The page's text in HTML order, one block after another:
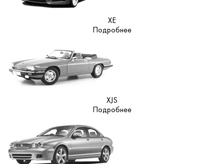
XE
Подробнее
XJS
Подробнее